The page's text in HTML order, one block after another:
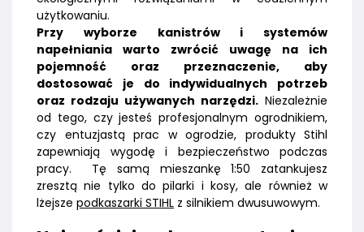
użytkowaniu.
Przy wyborze kanistrów i systemów
napełniania warto zwrócić uwagę na ich
pojemność oraz przeznaczenie, aby
dostosować je do indywidualnych potrzeb
oraz rodzaju używanych narzędzi. Niezależnie
od tego, czy jesteś profesjonalnym ogrodnikiem,
czy entuzjastą prac w ogrodzie, produkty Stihl
zapewniają wygodę i bezpieczeństwo podczas
pracy. Tę samą mieszankę 1:50 zatankujesz
zresztą nie tylko do pilarki i kosy, ale również w
lżejsze podkaszarki STIHL z silnikiem dwusuwowym.